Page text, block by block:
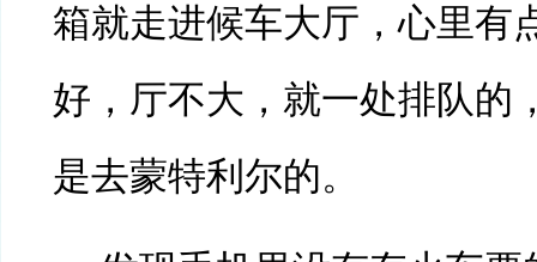
箱就走进候车大厅，心里有
好，厅不大，就一处排队的
是去蒙特利尔的。